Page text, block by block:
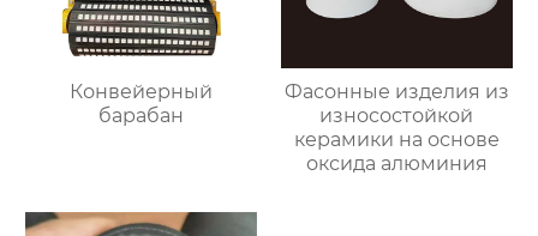
Конвейерный
барабан
Фасонные изделия из
износостойкой
керамики на основе
оксида алюминия